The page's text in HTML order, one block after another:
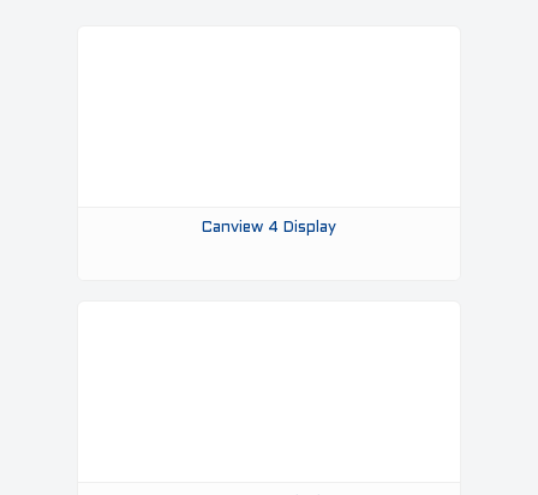
Canview 4 Display